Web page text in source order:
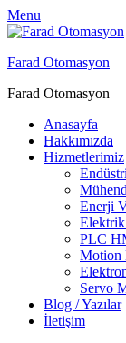
Menu
Farad Otomasyon
Farad Otomasyon
Anasayfa
Hakkımızda
Hizmetlerimiz
Enerji
Elektrik
PLC
Motion
Servo
Blog / Yazılar
İletişim